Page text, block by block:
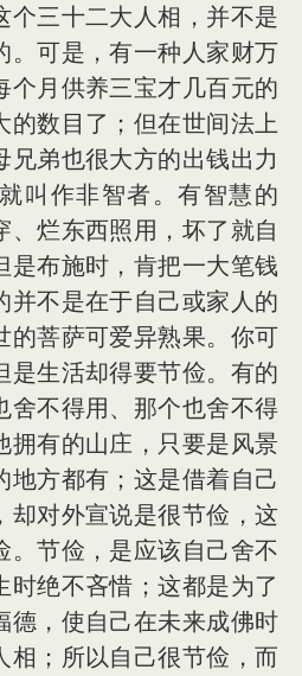
个三十二大人相，并不是
。可是，有一种人家财万
个月供养三宝才几百元的
的数目了；但在世间法上
兄弟也很大方的出钱出力
叫作非智者。有智慧的
、烂东西照用，坏了就自
是布施时，肯把一大笔钱
并不是在于自己或家人的
的菩萨可爱异熟果。你可
是生活却得要节俭。有的
舍不得用、那个也舍不得
拥有的山庄，只要是风景
地方都有；这是借着自己
却对外宣说是很节俭，这
。节俭，是应该自己舍不
时绝不吝惜；这都是为了
德，使自己在未来成佛时
相；所以自己很节俭，而